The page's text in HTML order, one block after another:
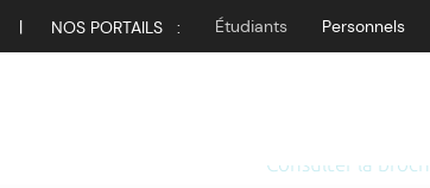
| NOS PORTAILS : Étudiants Personnels
Cunferenze /
Consulter la